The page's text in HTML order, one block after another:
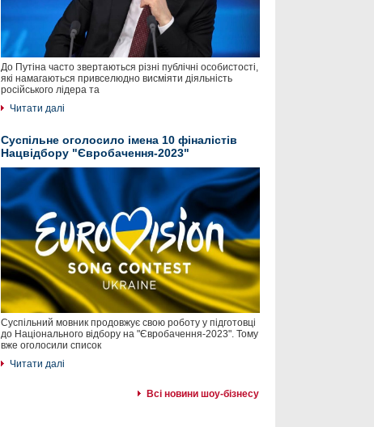
До Путіна часто звертаються різні публічні особистості,
які намагаються привселюдно висміяти діяльність
російського лідера та
Читати далі
Суспільне оголосило імена 10 фіналістів
Нацвідбору "Євробачення-2023"
Суспільний мовник продовжує свою роботу у підготовці
до Національного відбору на "Євробачення-2023". Тому
вже оголосили список
Читати далі
Всі новини шоу-бізнесу